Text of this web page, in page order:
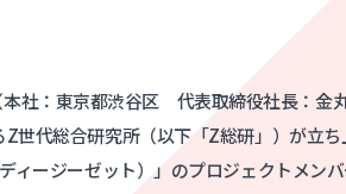
社：東京都渋谷区 代表取締役社長：金
世代総合研究所（以下「Z総研」）が立
ィージーゼット）」のプロジェクトメン